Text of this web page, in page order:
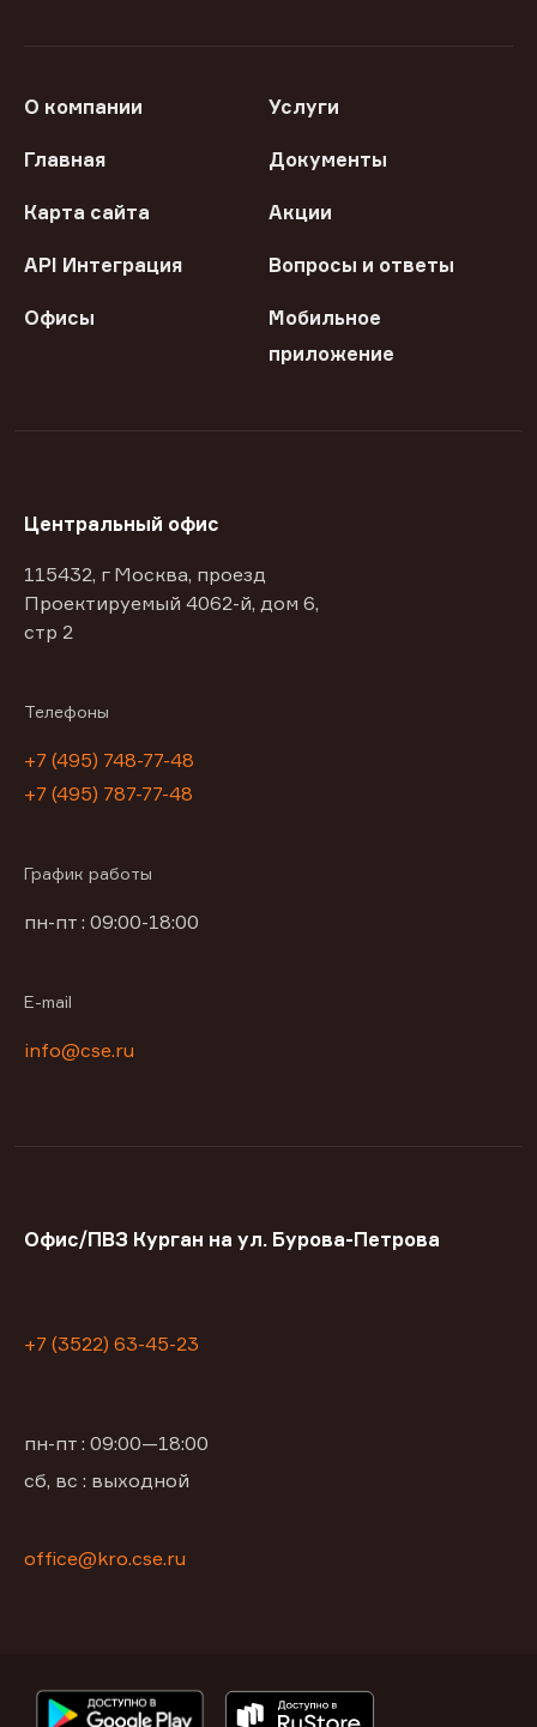
О компании Услуги
Главная Документы
Карта сайта Акции
API Интеграция Вопросы и ответы
Офисы
Мобильное
приложение
Центральный офис
115432, г Москва, проезд
Проектируемый 4062-й, дом 6,
стр 2
Телефоны
+7 (495) 748-77-48
+7 (495) 787-77-48
График работы
пн-пт : 09:00-18:00
E-mail
info@cse.ru
Офис/ПВЗ Курган на ул. Бурова-Петрова
+7 (3522) 63-45-23
пн-пт : 09:00—18:00
сб, вс : выходной
office@kro.cse.ru